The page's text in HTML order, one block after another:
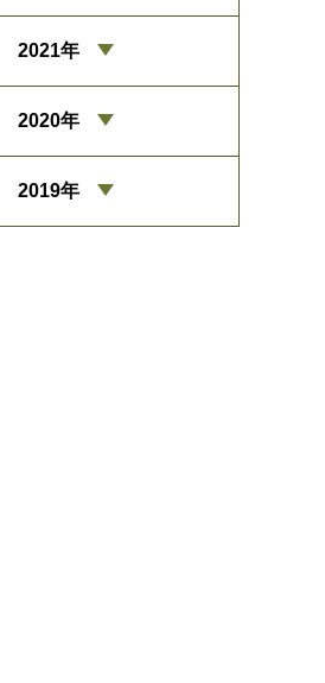
2021年
2020年
2019年